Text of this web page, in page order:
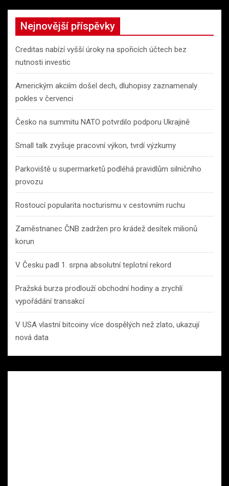
Nejnovější příspěvky
Creditas nabízí vyšší úroky na spořicích účtech bez
nutnosti investic
Americkým akciím došel dech, dluhopisy zaznamenaly
pokles v červenci
Česko na summitu NATO potvrdilo podporu Ukrajině
Small talk zvyšuje pracovní výkon, tvrdí výzkumy
Parkoviště u supermarketů podléhá pravidlům silničního
provozu
Rostoucí popularita nocturismu v cestovním ruchu
Zaměstnanec ČNB zadržen pro krádež desítek milionů
korun
V Česku padl 1. srpna absolutní teplotní rekord
Pražská burza prodlouží obchodní hodiny a zrychlí
vypořádání transakcí
V USA vlastní bitcoiny více dospělých než zlato, ukazují
nová data